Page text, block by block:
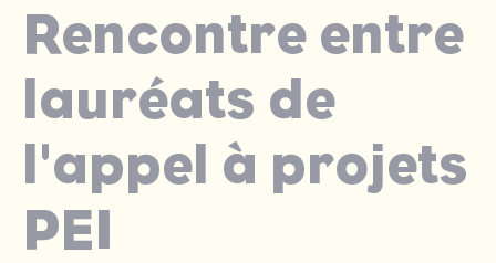
Rencontre entre
lauréats de
l'appel à projets
PEI